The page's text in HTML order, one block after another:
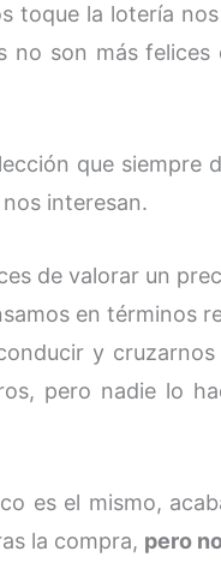
toque la lotería
no son más
que siempre
interesan.
de valorar un
en términos
y
pero nadie lo
es el mismo,
la compra, pero